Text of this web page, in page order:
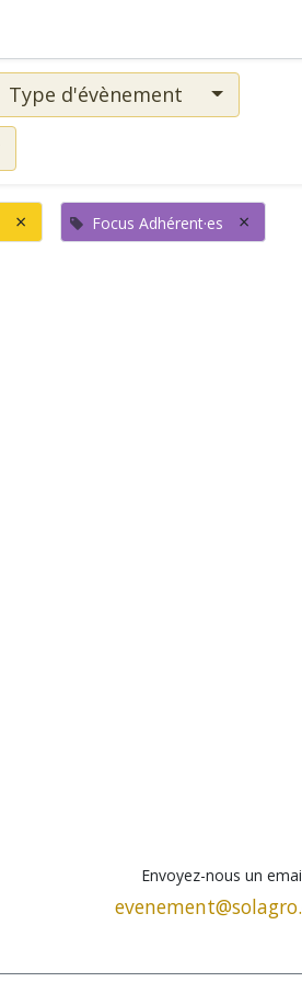
Type d'évènement
× Focus Adhérent·es ×
Envoyez-nous un